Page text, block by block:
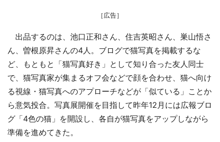
［広告］
出品するのは、池口正和さん、住吉英昭さん、巣山悟さ
ん、曽根原昇さんの4人。ブログで猫写真を掲載するな
ど、もともと「猫写真好き」として知り合った友人同士
で、猫写真家が集まるオフ会などで顔を合わせ、猫へ向け
る視線・猫写真へのアプローチなどが「似ている」ことか
ら意気投合。写真展開催を目指して昨年12月には広報ブロ
グ「4色の猫」を開設し、各自が猫写真をアップしながら
準備を進めてきた。